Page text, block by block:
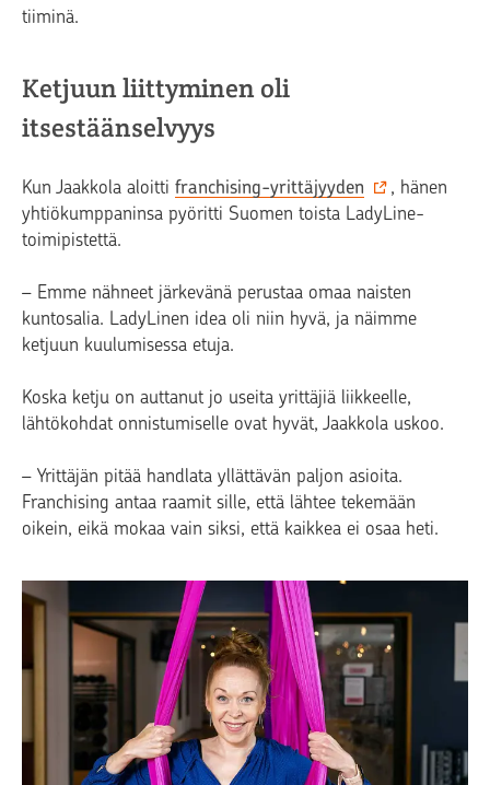
tiiminä.
Ketjuun liittyminen oli
itsestäänselvyys
Kun Jaakkola aloitti franchising-yrittäjyyden
, hänen
yhtiökumppaninsa pyöritti Suomen toista LadyLine-
toimipistettä.
– Emme nähneet järkevänä perustaa omaa naisten
kuntosalia. LadyLinen idea oli niin hyvä, ja näimme
ketjuun kuulumisessa etuja.
Koska ketju on auttanut jo useita yrittäjiä liikkeelle,
lähtökohdat onnistumiselle ovat hyvät, Jaakkola uskoo.
– Yrittäjän pitää handlata yllättävän paljon asioita.
Franchising antaa raamit sille, että lähtee tekemään
oikein, eikä mokaa vain siksi, että kaikkea ei osaa heti.